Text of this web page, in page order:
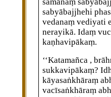
sabyābajjhehi
vedanaṃ vediyati
nerayikā. Idaṃ
kaṇhavipākaṃ.
‘‘Katamañca ,
sukkavipākaṃ?
kāyasaṅkhāraṃ
vacīsaṅkhāraṃ